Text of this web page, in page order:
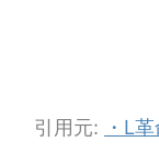
引用元:
・L